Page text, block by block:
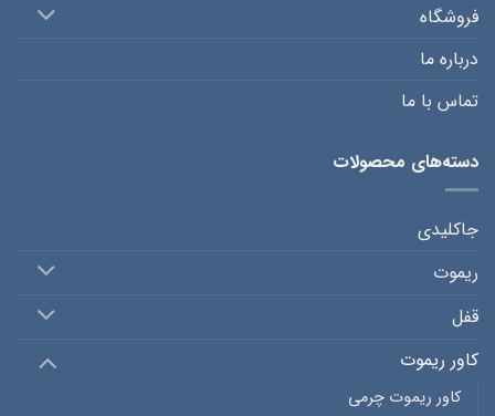
فروشگاه
درباره ما
تماس با ما
دسته‌های محصولات
جاکلیدی
ریموت
قفل
کاور ریموت
کاور ریموت چرمی